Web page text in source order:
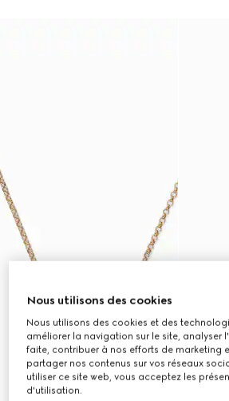
Nous utilisons des cookies
Nous utilisons des cookies et des
améliorer la navigation sur le site, analyser
faite, contribuer à nos efforts de marketing
partager nos contenus sur vos réseaux
utiliser ce site web, vous acceptez les
d'utilisation.